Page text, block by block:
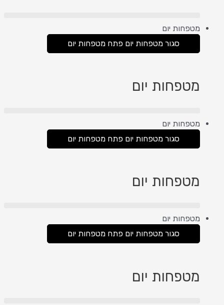
מטפחות יום
סגור מטפחות יום פתח מטפחות יום
מטפחות יום
מטפחות יום
סגור מטפחות יום פתח מטפחות יום
מטפחות יום
מטפחות יום
סגור מטפחות יום פתח מטפחות יום
מטפחות יום